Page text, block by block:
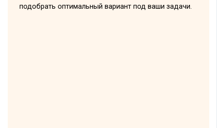
подобрать оптимальный вариант под ваши задачи.